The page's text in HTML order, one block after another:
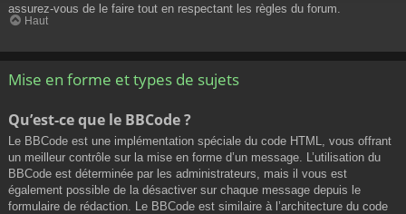
assurez-vous de le faire tout en respectant les règles du forum.
Haut
Mise en forme et types de sujets
Qu’est-ce que le BBCode ?
Le BBCode est une implémentation spéciale du code HTML, vous offrant
un meilleur contrôle sur la mise en forme d’un message. L’utilisation du
BBCode est déterminée par les administrateurs, mais il vous est
également possible de la désactiver sur chaque message depuis le
formulaire de rédaction. Le BBCode est similaire à l’architecture du code